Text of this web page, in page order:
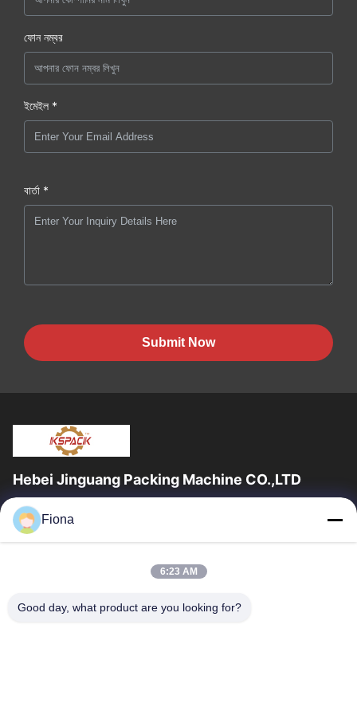
ফোন নম্বর
ইমেইল *
বার্তা *
Submit Now
Hebei Jinguang Packing Machine CO.,LTD
জিনগুয়াং প্যাকিং মেশিন কো লিমিটেড হ'ল একটি পেশাদার professionalেউখেলানযুক্ত
শক্ত কাগজ মুদ্রণ সরঞ্জাম এবং দশ বছরেরও বেশি সময় ধরে শক্ত কাগজ...
দ্রুত লিঙ্ক
পণ্য
আমাদের সম্পর্কে
কারখানা ভ্রমণ
Fiona
6:23 AM
Good day, what product are you looking for?